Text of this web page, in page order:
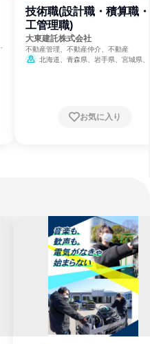
技術職(設計職・積算職
工管理職)
大東建託株式会社
不動産管理、不動産仲介、不動産
北海道、青森県、岩手県、宮城県
賀県、京都府、大阪府、兵庫県、奈良
歌山県、鳥取県、島根県、岡山県、広
お気に入り